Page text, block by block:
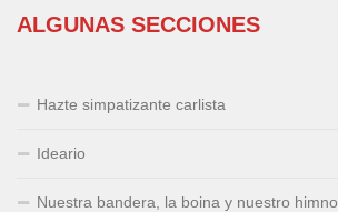
ALGUNAS SECCIONES
Hazte simpatizante carlista
Ideario
Nuestra bandera, la boina y nuestro himno.